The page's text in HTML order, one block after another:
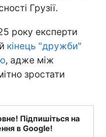
Грузії.
року експерти
кінець "дружби"
, адже між
зростати
Підпишіться на
в Google!